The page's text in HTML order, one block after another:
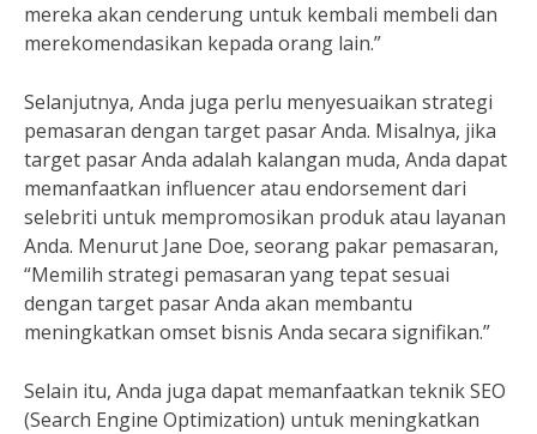
mereka akan cenderung untuk kembali membeli dan
merekomendasikan kepada orang lain.”
Selanjutnya, Anda juga perlu menyesuaikan strategi
pemasaran dengan target pasar Anda. Misalnya, jika
target pasar Anda adalah kalangan muda, Anda dapat
memanfaatkan influencer atau endorsement dari
selebriti untuk mempromosikan produk atau layanan
Anda. Menurut Jane Doe, seorang pakar pemasaran,
“Memilih strategi pemasaran yang tepat sesuai
dengan target pasar Anda akan membantu
meningkatkan omset bisnis Anda secara signifikan.”
Selain itu, Anda juga dapat memanfaatkan teknik SEO
(Search Engine Optimization) untuk meningkatkan